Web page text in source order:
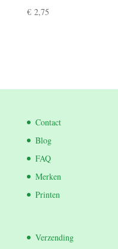
€2,75
Contact
Blog
FAQ
Merken
Printen
Verzending